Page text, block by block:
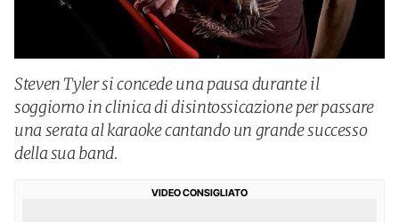
Steven Tyler si concede una pausa durante il
soggiorno in clinica di disintossicazione per passare
una serata al karaoke cantando un grande successo
della sua band.
VIDEO CONSIGLIATO